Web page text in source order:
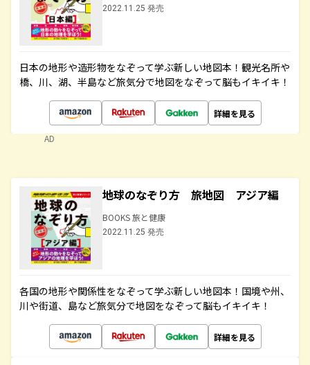
2022.11.25 発売
日本の地形や造形物をなぞって学ぶ新しい地図本！観光名所や
橋、川、湖、半島など旅気分で地図をなぞって脳もイキイキ！
詳細を見る
AD
地球のなぞり方 旅地図 アジア編
BOOKS 旅と健康
2022.11.25 発売
各国の地形や関係性をなぞって学ぶ新しい地図本！国境や州、
川や街道、島など旅気分で地図をなぞって脳もイキイキ！
詳細を見る